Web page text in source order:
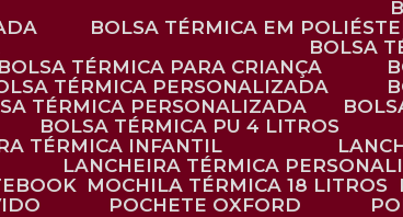
BOLSA TÉRMICA EM
BOLSA
BOLSA TÉRMICA PARA CRIANÇA
TÉRMICA PERSONALIZADA
TÉRMICA PERSONALIZADA
BOLSA TÉRMICA PU 4 LITROS
TÉRMICA INFANTIL
LANCHEIRA TÉRMICA
MOCHILA TÉRMICA 18 LITROS
POCHETE OXFORD